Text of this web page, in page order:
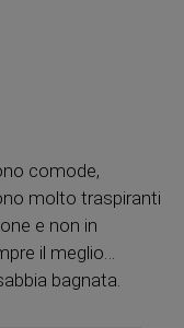
comode,
molto traspiranti
e non in
il meglio…
bagnata.